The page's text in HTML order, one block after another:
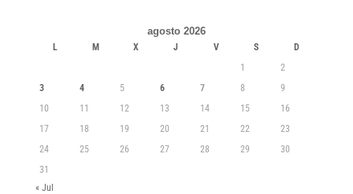
agosto 2026
L M X J V S
D
1
2
3
4 5 6 7 8
9
10
11 12 13 14 15
16
17
18 19 20 21 22
23
24
25 26 27 28 29
30
31
« Jul